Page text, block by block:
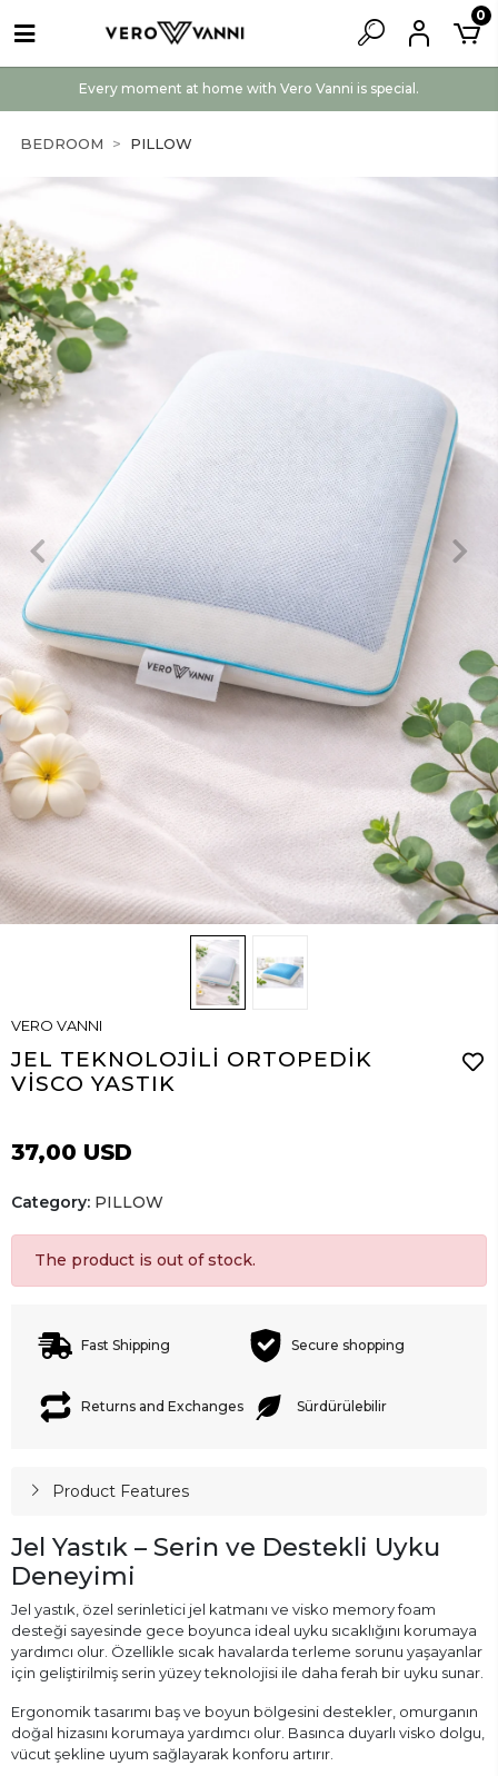
Every moment at home with Vero Vanni is special.
0
BEDROOM PILLOW
VERO VANNI
JEL TEKNOLOJİLİ ORTOPEDİK
VİSCO YASTIK
37,00 USD
Category: PILLOW
The product is out of stock.
Fast Shipping Secure shopping
Returns and Exchanges Sürdürülebilir
Product Features
Jel Yastık – Serin ve Destekli Uyku
Deneyimi
Jel yastık, özel serinletici jel katmanı ve visko memory foam
desteği sayesinde gece boyunca ideal uyku sıcaklığını korumaya
yardımcı olur. Özellikle sıcak havalarda terleme sorunu yaşayanlar
için geliştirilmiş serin yüzey teknolojisi ile daha ferah bir uyku sunar.
Ergonomik tasarımı baş ve boyun bölgesini destekler, omurganın
doğal hizasını korumaya yardımcı olur. Basınca duyarlı visko dolgu,
vücut şekline uyum sağlayarak konforu artırır.